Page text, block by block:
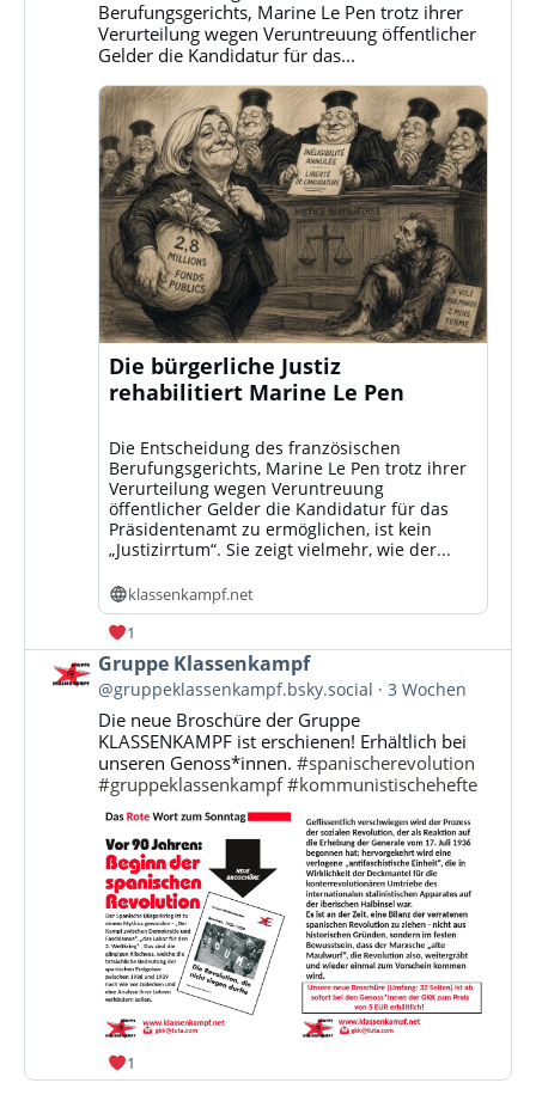
ansehenBerufungsgerichts, Marine Le Pen trotz ihrer
Verurteilung wegen Veruntreuung öffentlicher
Gelder die Kandidatur für das...
Die bürgerliche Justiz
rehabilitiert Marine Le Pen
Die Entscheidung des französischen
Berufungsgerichts, Marine Le Pen trotz ihrer
Verurteilung wegen Veruntreuung
öffentlicher Gelder die Kandidatur für das
Präsidentenamt zu ermöglichen, ist kein
„Justizirrtum“. Sie zeigt vielmehr, wie der...
klassenkampf.net
1
Beitrag
von
Gruppe
Klassenkampf
Bluesky
ansehen
Gruppe Klassenkampf
@gruppeklassenkampf.bsky.social 3 Wochen
Die neue Broschüre der Gruppe
KLASSENKAMPF ist erschienen! Erhältlich bei
unseren Genoss*innen.#spanischerevolution
#gruppeklassenkampf #kommunistischehefte
1